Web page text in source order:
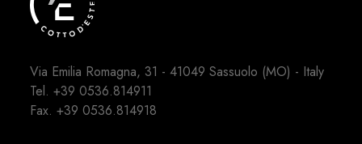
Via Emilia Romagna, 31 - 41049 Sassuolo (MO) - Italy
Tel.+39 0536.814911
Fax. +39 0536.814918